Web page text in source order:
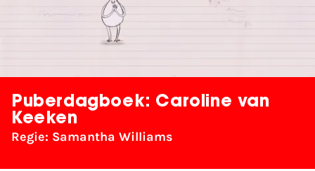
Puberdagboek: Caroline van
Keeken
Regie: Samantha Williams